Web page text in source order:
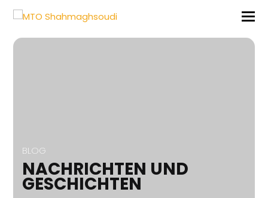
BLOG
NACHRICHTEN UND
GESCHICHTEN